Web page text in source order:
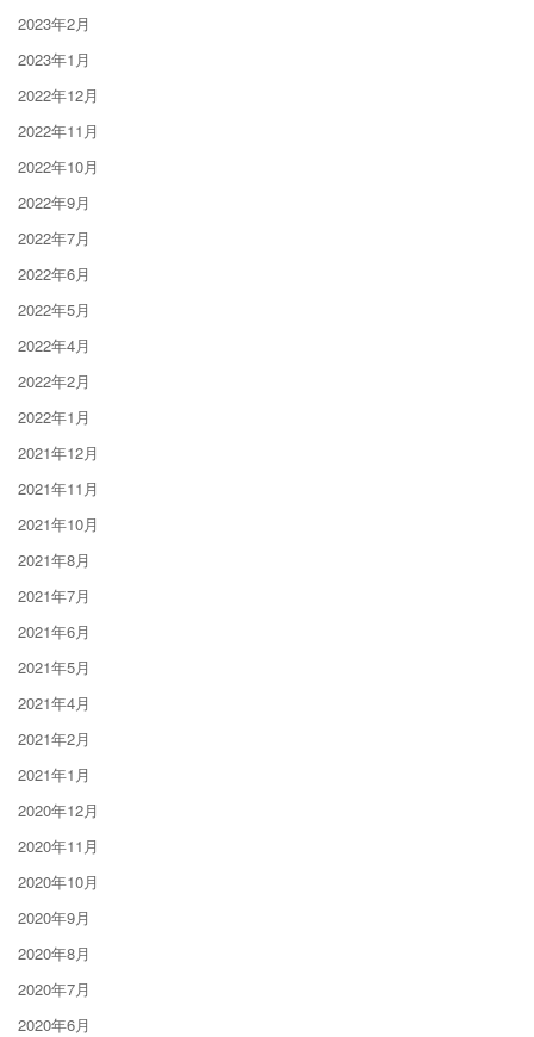
2023年2月
2023年1月
2022年12月
2022年11月
2022年10月
2022年9月
2022年7月
2022年6月
2022年5月
2022年4月
2022年2月
2022年1月
2021年12月
2021年11月
2021年10月
2021年8月
2021年7月
2021年6月
2021年5月
2021年4月
2021年2月
2021年1月
2020年12月
2020年11月
2020年10月
2020年9月
2020年8月
2020年7月
2020年6月